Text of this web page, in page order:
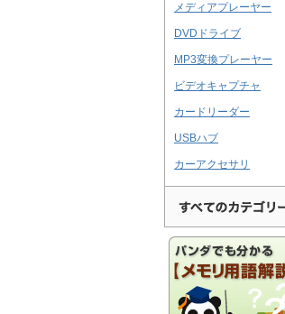
メディアプレーヤー
DVDドライブ
MP3変換プレーヤー
ビデオキャプチャ
カードリーダー
USBハブ
カーアクセサリ